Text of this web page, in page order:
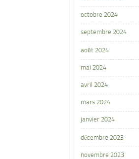
octobre 2024
septembre 2024
août 2024
mai 2024
avril 2024
mars 2024
janvier 2024
décembre 2023
novembre 2023